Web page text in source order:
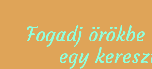
Fogadj örökbe
egy